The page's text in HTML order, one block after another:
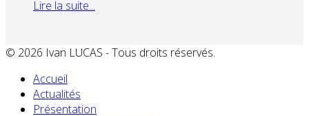
Lire la suite...
© 2026 Ivan LUCAS - Tous droits réservés.
Accueil
Actualités
Présentation